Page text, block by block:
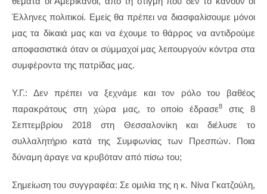
Έλληνες πολιτικοί. Εμείς θα πρέπει να διασφαλίσουμε μόνοι
μας τα δίκαιά μας και να έχουμε το θάρρος να αντιδρούμε
αποφασιστικά όταν οι σύμμαχοί μας λειτουργούν κόντρα στα
συμφέροντα της πατρίδας μας.
Υ.Γ.: Δεν πρέπει να ξεχνάμε και τον ρόλο του βαθέος
παρακράτους στη χώρα μας, το οποίο έδρασε8
στις 8
Σεπτεμβρίου 2018 στη Θεσσαλονίκη και διέλυσε το
συλλαλητήριο κατά της Συμφωνίας των Πρεσπών. Ποια
δύναμη άραγε να κρυβόταν από πίσω του;
Σημείωση του συγγραφέα: Σε ομιλία της η κ. Νίνα Γκατζούλη,